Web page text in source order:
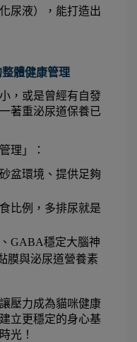
尿液），能打造出
體健康管理
，或是曾經有自發
著重泌尿道保養已
理」：
盆環境、提供足夠
比例，多排尿就是
GABA穩定大腦神
膜與泌尿道營養素
壓力成為貓咪健康
立更穩定的身心基
光！